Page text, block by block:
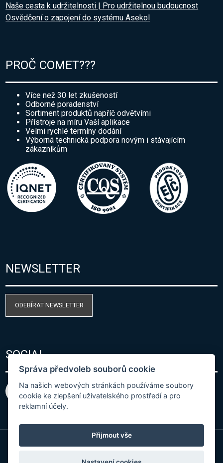
Naše cesta k udržitelnosti | Pro udržitelnou budoucnost
Osvědčení o zapojení do systému Asekol
PROČ COMET???
Více než 30 let zkušeností
Odborné poradenství
Sortiment produktů napříč odvětvími
Přístroje na míru Vaší aplikace
Velmi rychlé termíny dodání
Výborná technická podpora novým i stávajícím
zákazníkům
NEWSLETTER
ODEBÍRAT NEWSLETTER
SOCIAL
Správa předvoleb souborů cookie
Na našich webových stránkách používáme soubory
cookie ke zlepšení uživatelského prostředí a pro
reklamní účely.
Přijmout vše